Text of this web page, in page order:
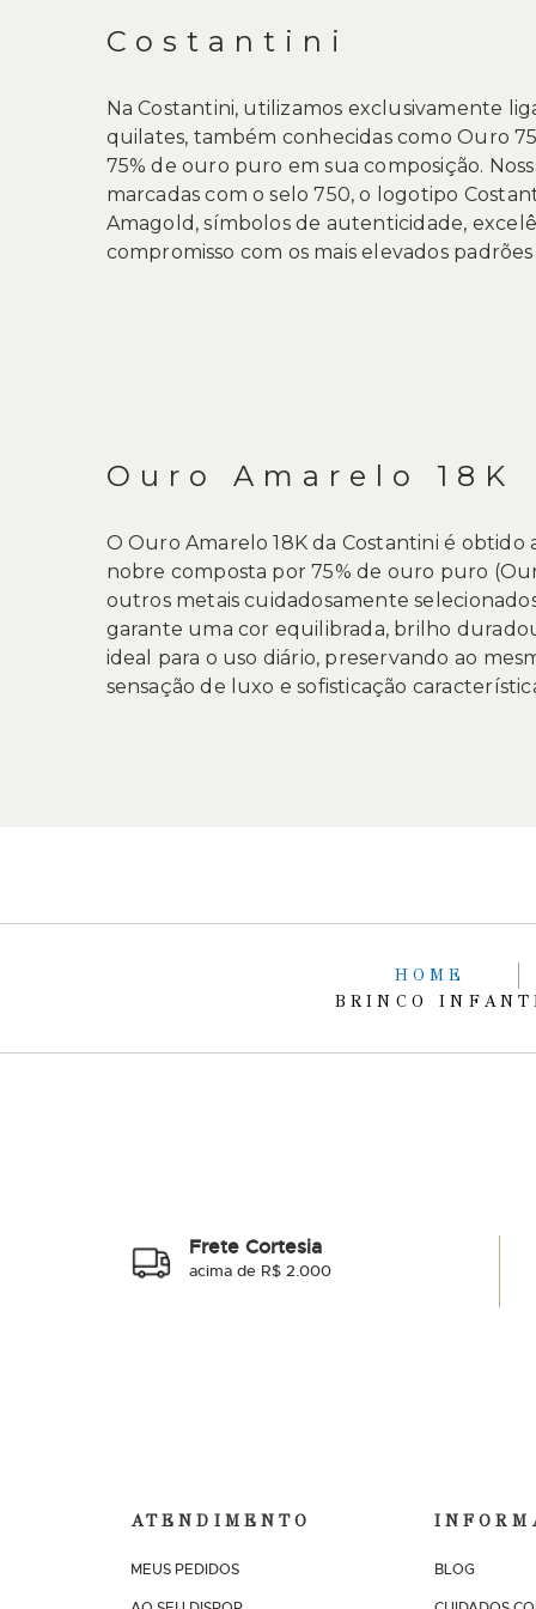
imagens
Costantini
Na Costantini, utilizamos exclusivamente
quilates, também conhecidas como Ouro
75% de ouro puro em sua composição.
marcadas com o selo 750, o logotipo
Amagold, símbolos de autenticidade,
compromisso com os mais elevados
Ouro Amarelo 18K
O Ouro Amarelo 18K da Costantini é obtido
nobre composta por 75% de ouro puro
outros metais cuidadosamente
garante uma cor equilibrada, brilho
ideal para o uso diário, preservando ao
sensação de luxo e sofisticação
HOME
BRINCO
Frete Cortesia
acima de R$ 2.000
ATENDIMENTO
MEUS PEDIDOS
BLOG